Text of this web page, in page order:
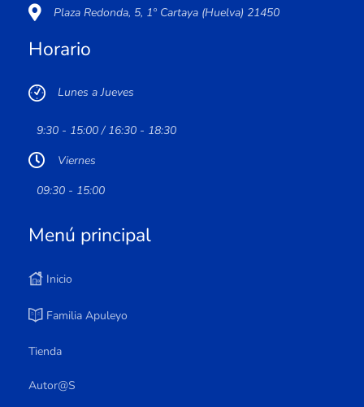
Plaza Redonda, 5, 1º Cartaya (Huelva) 21450
Horario
Lunes a Jueves
9:30 - 15:00 / 16:30 - 18:30
Viernes
09:30 - 15:00
Menú principal
Inicio
Familia Apuleyo
Tienda
Autor@s